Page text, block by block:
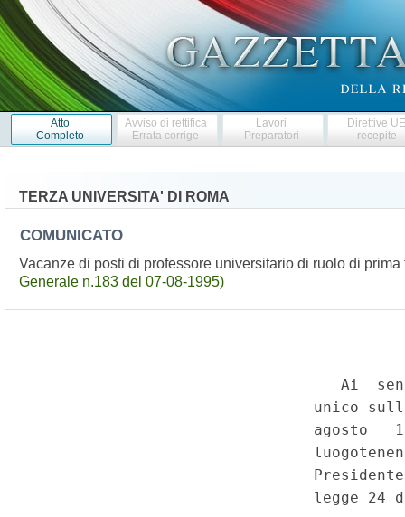
Atto
Completo
Avviso di rettifica
Errata corrige
Lavori
Preparatori
Direttive
recepite
TERZA UNIVERSITA' DI ROMA
COMUNICATO
Vacanze di posti di professore universitario di ruolo di
Generale n.183 del 07-08-1995)